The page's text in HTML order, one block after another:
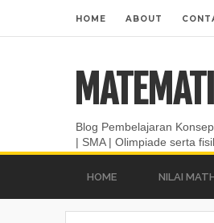
HOME ABOUT
Blog Pembelajaran
| SMA | Olimpiade serta
HOME NILAI